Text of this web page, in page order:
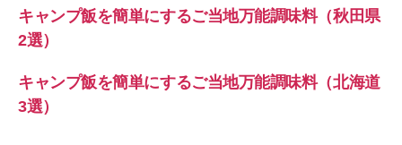
キャンプ飯を簡単にするご当地万能調味料（秋田県
2選）
キャンプ飯を簡単にするご当地万能調味料（北海道
3選）